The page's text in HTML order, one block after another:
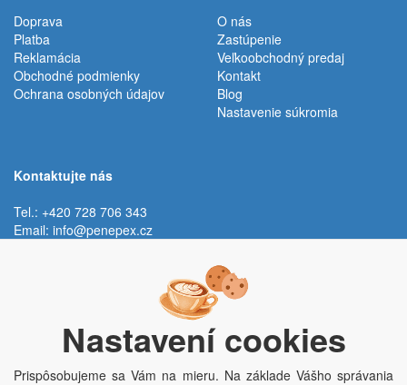
Doprava
Platba
Reklamácia
Obchodné podmienky
Ochrana osobných údajov
O nás
Zastúpenie
Veľkoobchodný predaj
Kontakt
Blog
Nastavenie súkromia
Kontaktujte nás
Tel.: +420 728 706 343
Email: info@penepex.cz
Trávník 2076, 686 03 Staré Město
Nastavení cookies
Prispôsobujeme sa Vám na mieru. Na základe Vášho správania